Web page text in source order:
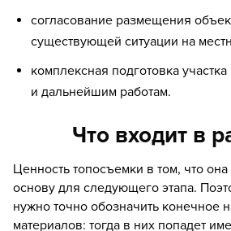
согласование размещения
существующей ситуации на
комплексная подготовка
и дальнейшим работам.
Что входит в
Ценность топосъемки в том, что
основу для следующего этапа.
нужно точно обозначить конечное
материалов: тогда в них попадет